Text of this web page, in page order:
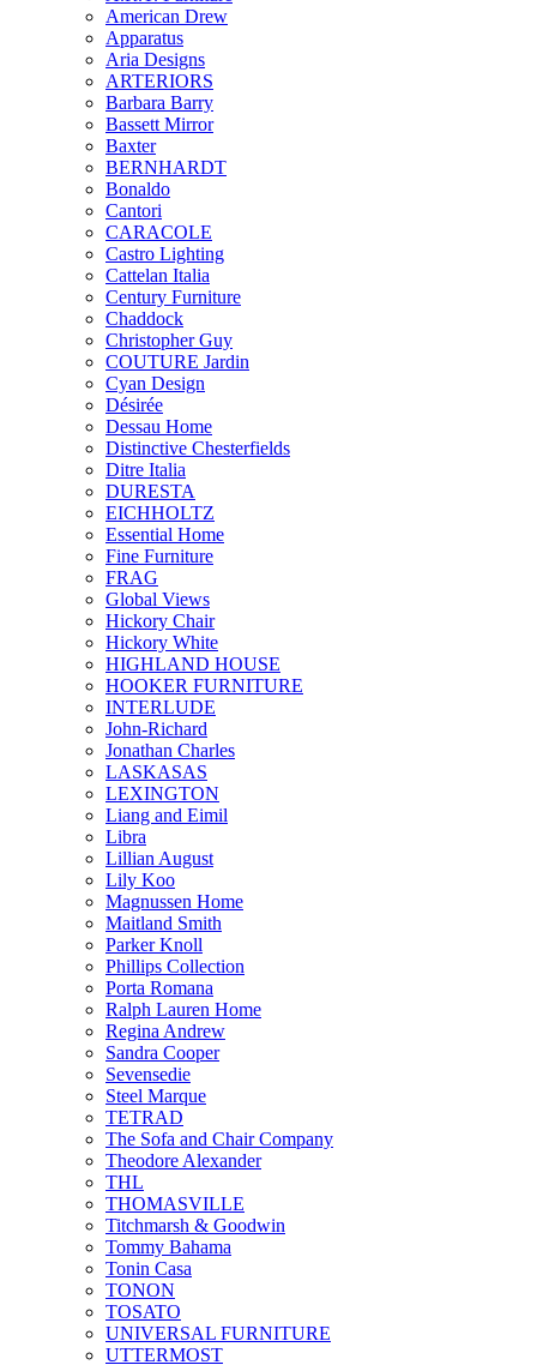
American Drew
Apparatus
Aria Designs
ARTERIORS
Barbara Barry
Bassett Mirror
Baxter
BERNHARDT
Bonaldo
Cantori
CARACOLE
Castro Lighting
Cattelan Italia
Century Furniture
Chaddock
Christopher Guy
COUTURE Jardin
Cyan Design
Désirée
Dessau Home
Distinctive Chesterfields
Ditre Italia
DURESTA
EICHHOLTZ
Essential Home
Fine Furniture
FRAG
Global Views
Hickory Chair
Hickory White
HIGHLAND HOUSE
HOOKER FURNITURE
INTERLUDE
John-Richard
Jonathan Charles
LASKASAS
LEXINGTON
Liang and Eimil
Libra
Lillian August
Lily Koo
Magnussen Home
Maitland Smith
Parker Knoll
Phillips Collection
Porta Romana
Ralph Lauren Home
Regina Andrew
Sandra Cooper
Sevensedie
Steel Marque
TETRAD
The Sofa and Chair Company
Theodore Alexander
THL
THOMASVILLE
Titchmarsh & Goodwin
Tommy Bahama
Tonin Casa
TONON
TOSATO
UNIVERSAL FURNITURE
UTTERMOST